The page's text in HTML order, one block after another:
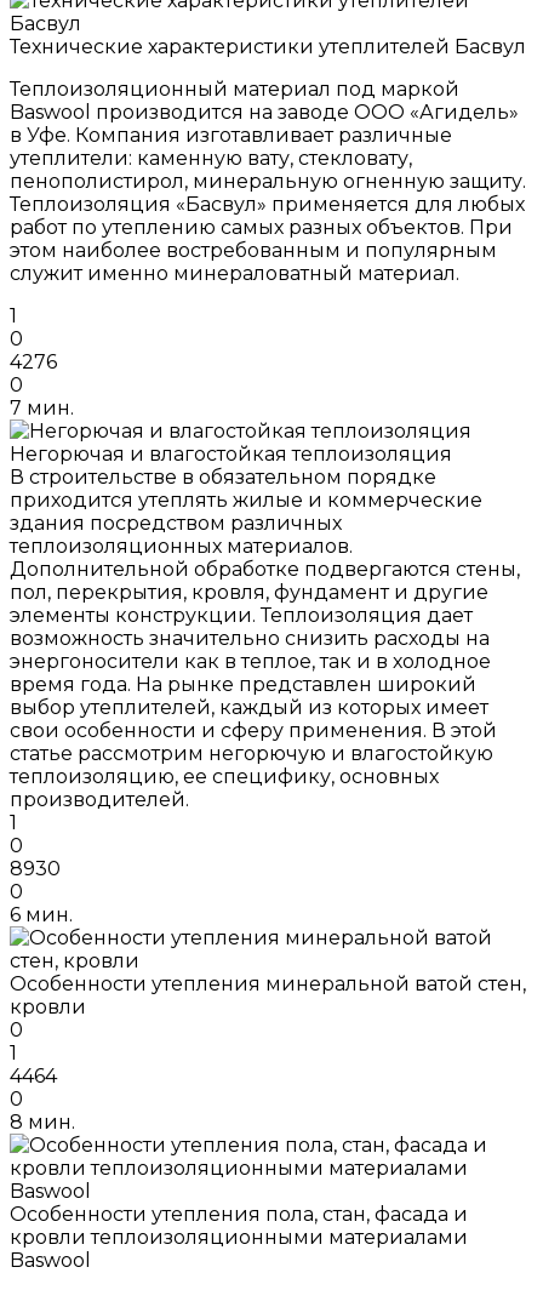
Технические характеристики утеплителей Басвул
Теплоизоляционный материал под маркой
Baswool производится на заводе ООО «Агидель»
в Уфе. Компания изготавливает различные
утеплители: каменную вату, стекловату,
пенополистирол, минеральную огненную защиту.
Теплоизоляция «Басвул» применяется для любых
работ по утеплению самых разных объектов. При
этом наиболее востребованным и популярным
служит именно минераловатный материал.
1
0
4276
0
7 мин.
Негорючая и влагостойкая теплоизоляция
В строительстве в обязательном порядке
приходится утеплять жилые и коммерческие
здания посредством различных
теплоизоляционных материалов.
Дополнительной обработке подвергаются стены,
пол, перекрытия, кровля, фундамент и другие
элементы конструкции. Теплоизоляция дает
возможность значительно снизить расходы на
энергоносители как в теплое, так и в холодное
время года. На рынке представлен широкий
выбор утеплителей, каждый из которых имеет
свои особенности и сферу применения. В этой
статье рассмотрим негорючую и влагостойкую
теплоизоляцию, ее специфику, основных
производителей.
1
0
8930
0
6 мин.
Особенности утепления минеральной ватой стен,
кровли
0
1
4464
0
8 мин.
Особенности утепления пола, стан, фасада и
кровли теплоизоляционными материалами
Baswool